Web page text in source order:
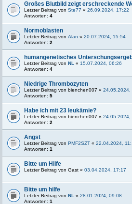
Großes Blutbild zeigt erschreckende
Letzter Beitrag von Ste77 « 26.09.2024, 17:22
Antworten: 4
Normoblasten
Letzter Beitrag von Alan « 20.07.2024, 15:54
Antworten: 2
humangenetisches
Letzter Beitrag von NL « 15.07.2024, 06:26
Antworten: 4
Niedrige Thrombozyten
Letzter Beitrag von bienchen007 « 24.05.2024,
Antworten: 5
Habe ich mit 23 leukämie?
Letzter Beitrag von bienchen007 « 24.05.2024,
Antworten: 2
Angst
Letzter Beitrag von PMF2SZT « 22.04.2024,
Antworten: 1
Bitte um Hilfe
Letzter Beitrag von Gast « 03.04.2024, 17:17
Bitte um hilfe
Letzter Beitrag von NL « 28.01.2024, 09:08
Antworten: 1